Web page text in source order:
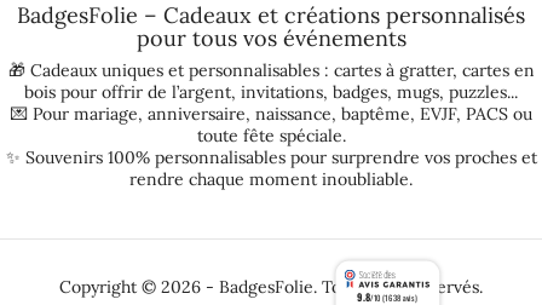
BadgesFolie – Cadeaux et créations personnalisés
pour tous vos événements
🎁 Cadeaux uniques et personnalisables : cartes à gratter, cartes en
bois pour offrir de l’argent, invitations, badges, mugs, puzzles...
💌 Pour mariage, anniversaire, naissance, baptême, EVJF, PACSou
toute fête spéciale.
✨ Souvenirs 100% personnalisables pour surprendre vos proches et
rendre chaque moment inoubliable.
Copyright © 2026 - BadgesFolie. Tous droits réservés.
9.8/10 (1638 avis)